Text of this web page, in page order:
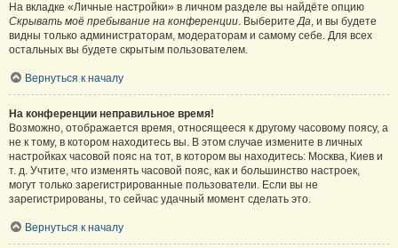
На вкладке «Личные настройки» в личном разделе вы найдёте опцию
Скрывать моё пребывание на конференции. ВыберитеДа, и вы будете
видны только администраторам, модераторам и самому себе. Для всех
остальных вы будете скрытым пользователем.
Вернуться к началу
На конференции неправильное время!
Возможно, отображается время, относящееся к другому часовому поясу, а
не к тому, в котором находитесь вы. В этом случае измените в личных
настройках часовой пояс на тот, в котором вы находитесь: Москва, Киев и
т. д. Учтите, что изменять часовой пояс, как и большинство настроек,
могут только зарегистрированные пользователи. Если вы не
зарегистрированы, то сейчас удачный момент сделать это.
Вернуться к началу